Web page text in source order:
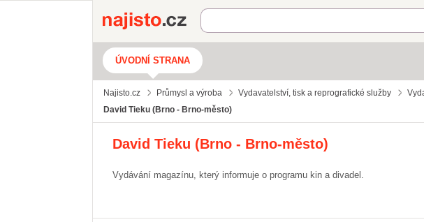
Najisto.cz
ÚVODNÍ STRANA
Najisto.cz Průmysl a výroba Vydavatelství, tisk a reprografické služby
David Tieku (Brno - Brno-město)
David Tieku (Brno - Brno-město)
Vydávání magazínu, který informuje o programu kin a divadel.